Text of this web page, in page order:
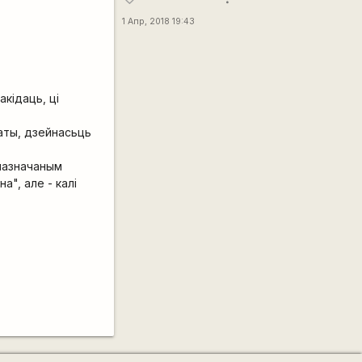
ці
дзейнасьць
але - калі
1 Апр, 2018 19:43